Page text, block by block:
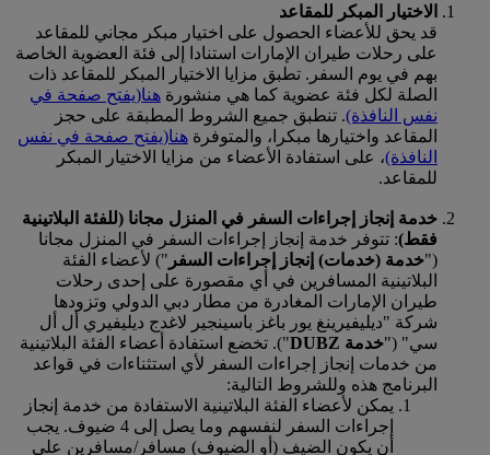
الاختيار المبكر للمقاعد
قد يحق للأعضاء الحصول على اختيار مبكر مجاني للمقاعد
على رحلات طيران الإمارات استنادا إلى فئة العضوية الخاصة
بهم في يوم السفر. تطبق مزايا الاختيار المبكر للمقاعد ذات
الصلة لكل فئة عضوية كما هي منشورة هنا(يفتح صفحة في
نفس النافذة). تنطبق جميع الشروط المطبقة على حجز
المقاعد واختيارها مبكرا، والمتوفرة هنا(يفتح صفحة في نفس
النافذة)، على استفادة الأعضاء من مزايا الاختيار المبكر
للمقاعد.
خدمة إنجاز إجراءات السفر في المنزل مجانا (للفئة البلاتينية
فقط): تتوفر خدمة إنجاز إجراءات السفر في المنزل مجانا
("خدمة (خدمات) إنجاز إجراءات السفر ") لأعضاء الفئة
البلاتينية المسافرين في أي مقصورة على إحدى رحلات
طيران الإمارات المغادرة من مطار دبي الدولي وتزودها
شركة "ديليفيرينغ يور باغز باسينجير لاغدج ديليفيري أل أل
سي" ("خدمة DUBZ
"). تخضع استفادة أعضاء الفئة البلاتينية
من خدمات إنجاز إجراءات السفر لأي استثناءات في قواعد
البرنامج هذه وللشروط التالية:
يمكن لأعضاء الفئة البلاتينية الاستفادة من خدمة إنجاز
إجراءات السفر لنفسهم وما يصل إلى 4 ضيوف. يجب
أن يكون الضيف (أو الضيوف) مسافر/مسافرين على